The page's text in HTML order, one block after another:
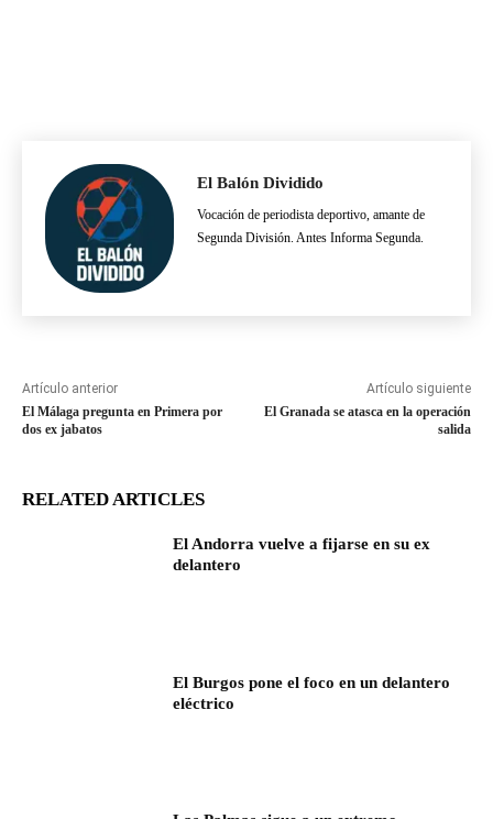
El Balón Dividido
Vocación de periodista deportivo, amante de
Segunda División. Antes Informa Segunda.
Artículo anterior
El Málaga pregunta en Primera por
dos ex jabatos
Artículo siguiente
El Granada se atasca en la operación
salida
RELATED ARTICLES
El Andorra vuelve a fijarse en su ex
delantero
El Burgos pone el foco en un delantero
eléctrico